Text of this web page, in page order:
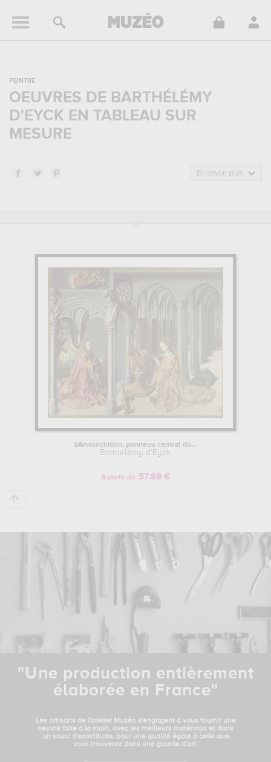
PEINTRE
OEUVRES DE BARTHÉLÉMY
D'EYCK EN TABLEAU SUR
MESURE
Barthélémy d'Eyck, aussi connu sous le nom de Maître de
Barthélémy d'Eyck est notamment connu pour les œuvres
sont autant d'illustrations de ses sujets favoris : religion... Vous
devrez vous rendre au eglise de la madeleine, aix-en-provence,
france pour pouvoir admirer l'une de ses œuvres. Les œuvres de
Barthélémy d'Eyck sont, en effet, principalement conservées au
eglise de la madeleine, aix-en-provence, france
propose des reproductions de tableaux de grande qualité des
principales œuvres de Barthélémy d'Eyck.
Pour en savoir plus sur la vie et l'œuvre de Barthélémy d'Eyck.
En savoir plus
L'Annonciation, panneau central du...
Barthélémy d'Eyck
A partir de 57.89 €
"Une production entièrement
élaborée en France"
Les artisans de l'atelier Muzéo s'engagent à vous fournir une
oeuvre faite à la main, avec les meilleurs matériaux et dans
un souci d'exactitude, pour une qualité égale à celle que
vous trouverez dans une galerie d'art.